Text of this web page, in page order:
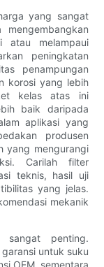
yang sangat
atau melampaui
peningkatan
penampungan
korosi yang lebih
kelas atas ini
baik daripada
aplikasi yang
produsen
yang mengurangi
Carilah filter
teknis, hasil uji
yang jelas.
mekanik
sangat penting.
untuk suku